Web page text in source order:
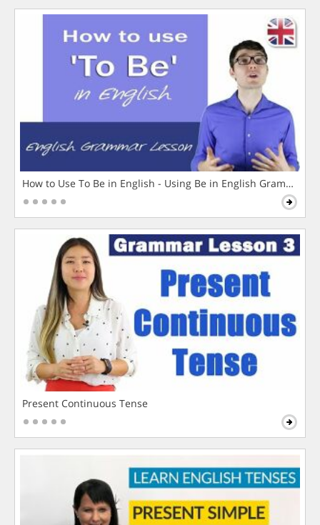
How to Use To Be in English - Using Be in English Grammar
Present Continuous Tense